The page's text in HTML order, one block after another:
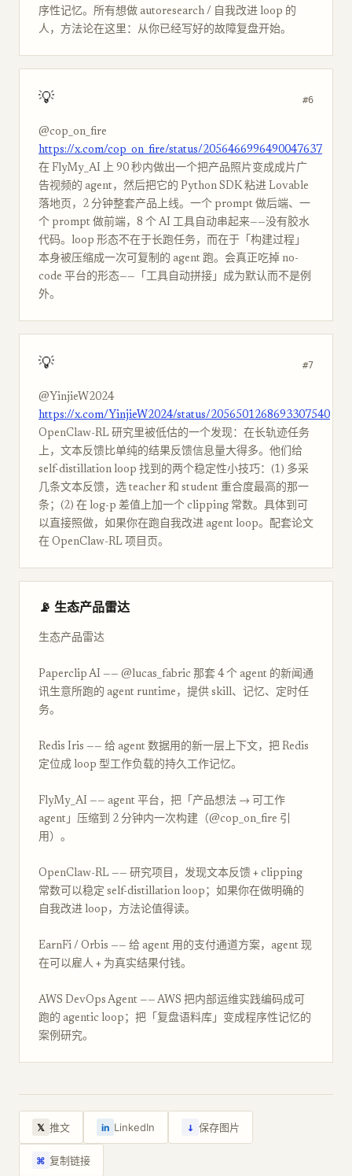
序性记忆。所有想做 autoresearch / 自我改进 loop 的
人，方法论在这里：从你已经写好的故障复盘开始。
💡 #6
@cop_on_fire
https://x.com/cop_on_fire/status/2056466996490047637
在 FlyMy_AI 上 90 秒内做出一个把产品照片变成成片广
告视频的 agent，然后把它的 Python SDK 粘进 Lovable
落地页，2 分钟整套产品上线。一个 prompt 做后端、一
个 prompt 做前端，8 个 AI 工具自动串起来——没有胶水
代码。loop 形态不在于长跑任务，而在于「构建过程」
本身被压缩成一次可复制的 agent 跑。会真正吃掉 no-
code 平台的形态——「工具自动拼接」成为默认而不是例
外。
💡 #7
@YinjieW2024
https://x.com/YinjieW2024/status/2056501268693307540
OpenClaw-RL 研究里被低估的一个发现：在长轨迹任务
上，文本反馈比单纯的结果反馈信息量大得多。他们给
self-distillation loop 找到的两个稳定性小技巧：(1) 多采
几条文本反馈，选 teacher 和 student 重合度最高的那一
条；(2) 在 log-p 差值上加一个 clipping 常数。具体到可
以直接照做，如果你在跑自我改进 agent loop。配套论文
在 OpenClaw-RL 项目页。
📡 生态产品雷达
生态产品雷达
Paperclip AI —— @lucas_fabric 那套 4 个 agent 的新闻通
讯生意所跑的 agent runtime，提供 skill、记忆、定时任
务。
Redis Iris —— 给 agent 数据用的新一层上下文，把 Redis
定位成 loop 型工作负载的持久工作记忆。
FlyMy_AI —— agent 平台，把「产品想法 → 可工作
agent」压缩到 2 分钟内一次构建（@cop_on_fire 引
用）。
OpenClaw-RL —— 研究项目，发现文本反馈 + clipping
常数可以稳定 self-distillation loop；如果你在做明确的
自我改进 loop，方法论值得读。
EarnFi / Orbis —— 给 agent 用的支付通道方案，agent 现
在可以雇人 + 为真实结果付钱。
AWS DevOps Agent —— AWS 把内部运维实践编码成可
跑的 agentic loop；把「复盘语料库」变成程序性记忆的
案例研究。
𝕏 推文 in LinkedIn ↓ 保存图片
⌘ 复制链接